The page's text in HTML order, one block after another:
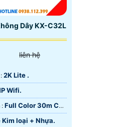
Dây KX-C32L
liên hệ
2K Lite .
Wifi.
💡 Xem Được Ban Đêm : Full Color 30m Có
Kim loại + Nhựa.